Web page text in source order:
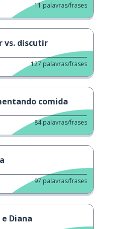
11 palavras/frases
vs. discutir
127 palavras/frases
comida
84 palavras/frases
97 palavras/frases
Diana